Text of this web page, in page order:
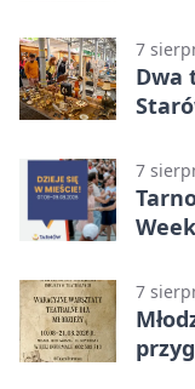
7
Dwa
7
7